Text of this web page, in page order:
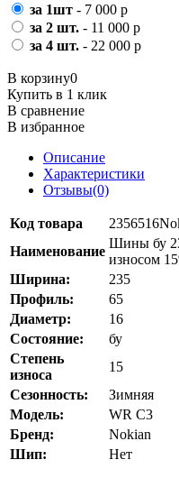
за 1шт - 7 000 р
за 2 шт. - 11 000 р
за 4 шт. - 22 000 р
В корзину0
Купить в 1 клик
В сравнение
В избранное
Описание
Характеристики
Отзывы(0)
Код товара
Наименование
Шины бу
износом
Ширина:
235
Профиль:
65
Диаметр:
16
Состояние:
бу
Степень
износа
15
Сезонность:
Зимняя
Модель:
WR C3
Бренд:
Nokian
Шип:
Нет